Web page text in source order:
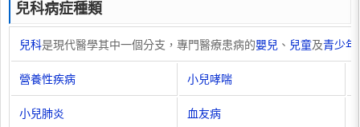
兒科病症種類
兒科是現代醫學其中一個分支，專門醫療患病的嬰兒 、 兒童及青少年
營養性疾病 小兒哮喘
小兒肺炎 血友病